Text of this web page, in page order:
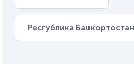
Республика Башкортостан